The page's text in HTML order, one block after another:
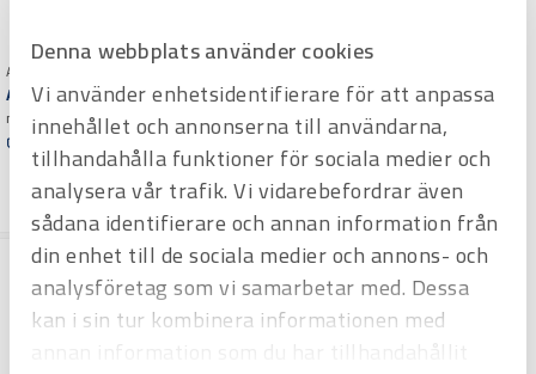
Denna webbplats använder cookies
Vi använder enhetsidentifierare för att anpassa
innehållet och annonserna till användarna,
tillhandahålla funktioner för sociala medier och
analysera vår trafik. Vi vidarebefordrar även
sådana identifierare och annan information från
din enhet till de sociala medier och annons- och
analysföretag som vi samarbetar med. Dessa
kan i sin tur kombinera informationen med
Art.nr 2801030
ANSATSFIL nr 100 12″
medelgrov
Offertpris
Varuko
rg
RUND FIL nr 230 10″
medelgrov, inkl. skaft
Offertpris
Varuko
rg